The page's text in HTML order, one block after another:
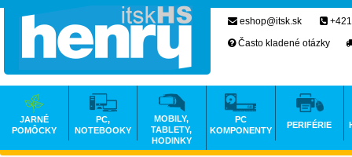
eshop@itsk.sk
Často kladené otázky
JARNÉ
POMÔCKY
PC,
NOTEBOOKY
MOBILY,
TABLETY,
HODINKY
PC
KOMPONENTY
PERIFÉRIE